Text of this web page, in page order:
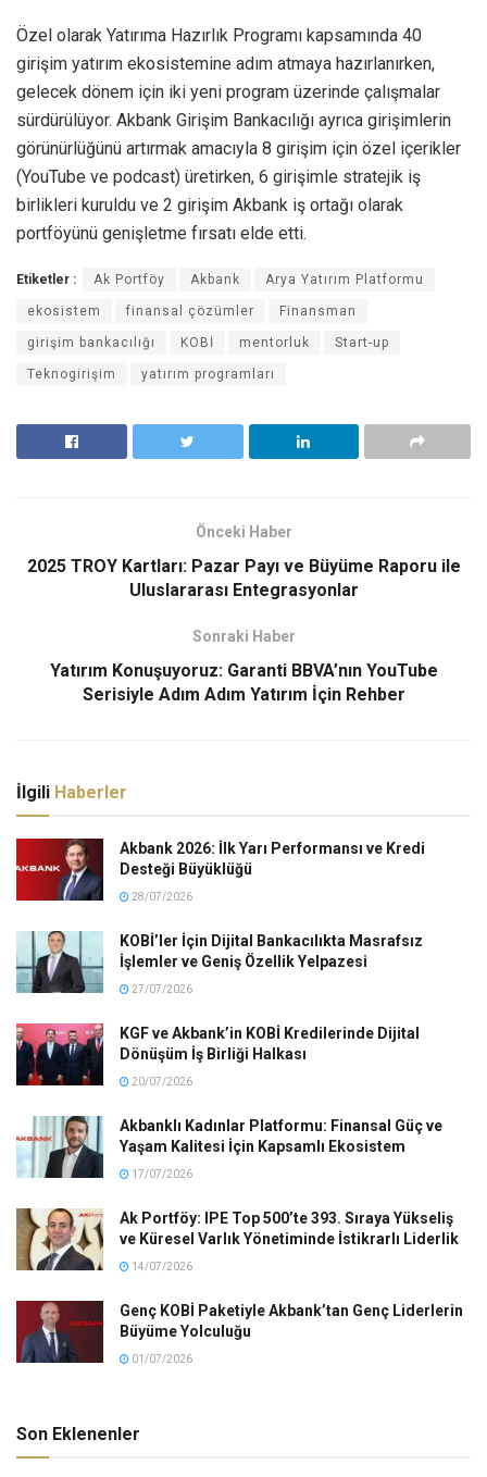
Özel olarak Yatırıma Hazırlık Programı kapsamında 40
girişim yatırım ekosistemine adım atmaya hazırlanırken,
gelecek dönem için iki yeni program üzerinde çalışmalar
sürdürülüyor. Akbank Girişim Bankacılığı ayrıca girişimlerin
görünürlüğünü artırmak amacıyla 8 girişim için özel içerikler
(YouTube ve podcast) üretirken, 6 girişimle stratejik iş
birlikleri kuruldu ve 2 girişim Akbank iş ortağı olarak
portföyünü genişletme fırsatı elde etti.
Etiketler : Ak Portföy Akbank Arya Yatırım Platformu
ekosistem finansal çözümler Finansman
girişim bankacılığı KOBİ mentorluk Start-up
Teknogirişim yatırım programları
Önceki Haber
2025 TROY Kartları: Pazar Payı ve Büyüme Raporu ile
Uluslararası Entegrasyonlar
Sonraki Haber
Yatırım Konuşuyoruz: Garanti BBVA’nın YouTube
Serisiyle Adım Adım Yatırım İçin Rehber
İlgili Haberler
Akbank 2026: İlk Yarı Performansı ve Kredi
Desteği Büyüklüğü
28/07/2026
KOBİ’ler İçin Dijital Bankacılıkta Masrafsız
İşlemler ve Geniş Özellik Yelpazesi
27/07/2026
KGF ve Akbank’in KOBİ Kredilerinde Dijital
Dönüşüm İş Birliği Halkası
20/07/2026
Akbanklı Kadınlar Platformu: Finansal Güç ve
Yaşam Kalitesi İçin Kapsamlı Ekosistem
17/07/2026
Ak Portföy: IPE Top 500’te 393. Sıraya Yükseliş
ve Küresel Varlık Yönetiminde İstikrarlı Liderlik
14/07/2026
Genç KOBİ Paketiyle Akbank’tan Genç Liderlerin
Büyüme Yolculuğu
01/07/2026
Son Eklenenler